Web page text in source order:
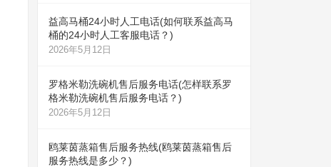
益高马桶24小时人工电话(如何联系益高马
桶的24小时人工客服电话？)
2026年5月12日
罗格米勒洗碗机售后服务电话(怎样联系罗
格米勒洗碗机售后服务电话？)
2026年5月12日
鸥莱茵蒸箱售后服务热线(鸥莱茵蒸箱售后
服务热线是多少？)